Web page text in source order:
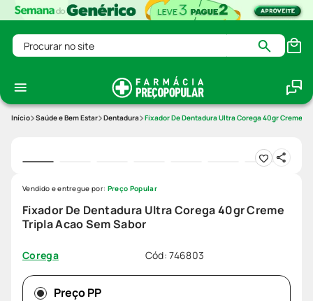
Procurar no site
Saúde e Bem Estar Dentadura Fixador De Dentadura Ultra Corega 40gr Creme
Fixador De Dentadura Ultra Corega 40gr Creme
Tripla Acao Sem Sabor
Corega Cód:746803
Vendido e entregue por: Preço Popular
Preço PP